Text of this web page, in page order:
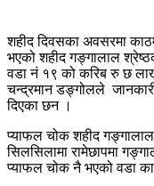
शहीद दिवसका अवसरमा
भएको शहीद गङ्गालाल
वडा नं १९ को करिब रु छ
चन्द्रमान डङ्गोलले
दिएका छन ।
प्याफल चोक शहीद
सिलसिलामा रामेछापमा
प्याफल चोक नै भएको वडा